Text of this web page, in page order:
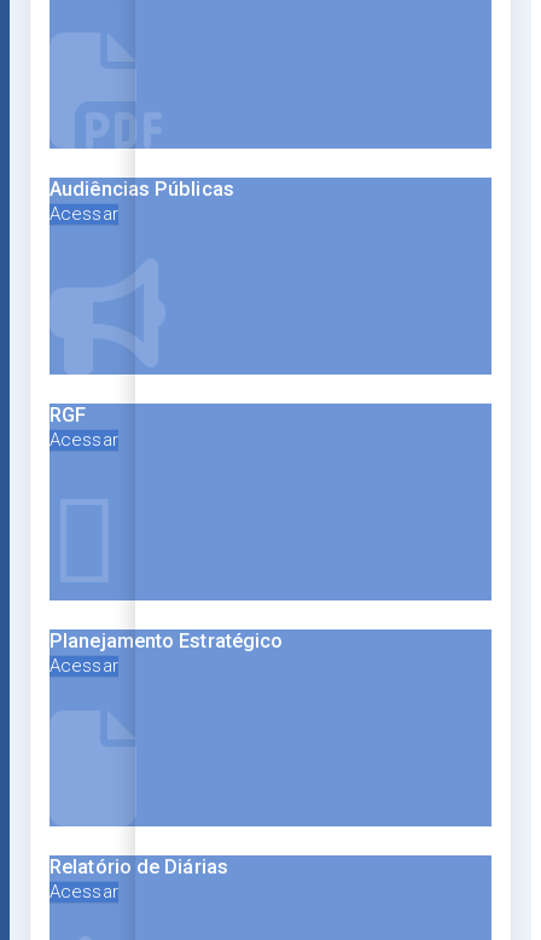
Audiências Públicas
Acessar
RGF
Acessar
Planejamento Estratégico
Acessar
Relatório de Diárias
Acessar